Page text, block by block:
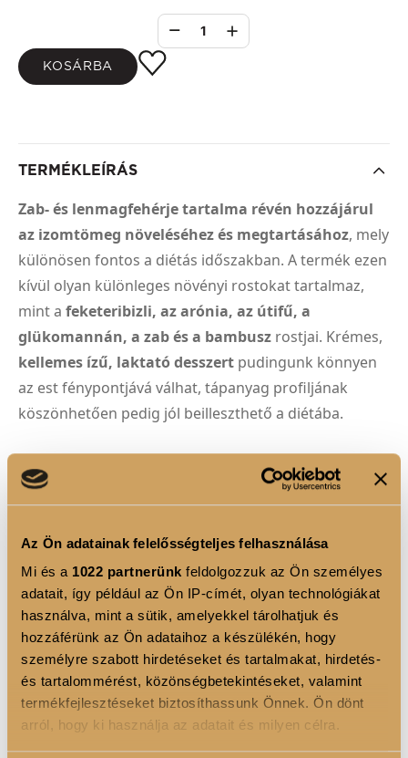
Az Ön adatainak felelősségteljes felhasználása
Mi és a 1022 partnerünk feldolgozzuk az Ön személyes
adatait, így például az Ön IP-címét, olyan technológiákat
használva, mint a sütik, amelyekkel tárolhatjuk és
hozzáférünk az Ön adataihoz a készülékén, hogy
személyre szabott hirdetéseket és tartalmakat, hirdetés-
és tartalommérést, közönségbetekintéseket, valamint
termékfejlesztéseket biztosíthassunk Önnek. Ön dönt
arról, hogy ki használja az adatait és milyen célra.
1
KOSÁRBA
TERMÉKLEÍRÁS
Zab- és lenmagfehérje tartalma révén hozzájárul
az izomtömeg növeléséhez és megtartásához, mely
különösen fontos a diétás időszakban. A termék ezen
kívül olyan különleges növényi rostokat tartalmaz,
mint a feketeribizli, az arónia, az útifű, a
glükomannán, a zab és a bambusz rostjai. Krémes,
kellemes ízű, laktató desszert pudingunk könnyen
az est fénypontjává válhat, tápanyag profiljának
köszönhetően pedig jól beilleszthető a diétába.
TERMÉK ELŐNYÖK
támogatja az egészséges emésztést.
Vegán fehérje keverék-5 különböző növányi
fehérjeforrás, amely hozzájárul az izomtömeg
növekedéséhez és fenntartásához.
FELHASZNÁLÁSI JAVASLAT
Keverjünk el 1 adag (45g) port 180ml vízben vagy